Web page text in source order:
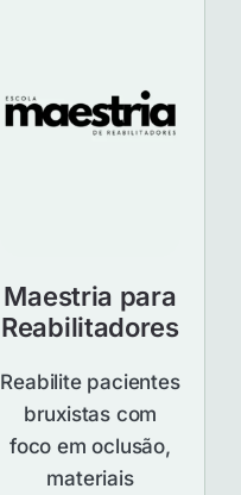
Maestria para
Reabilitadores
Reabilite pacientes
bruxistas com
foco em oclusão,
materiais